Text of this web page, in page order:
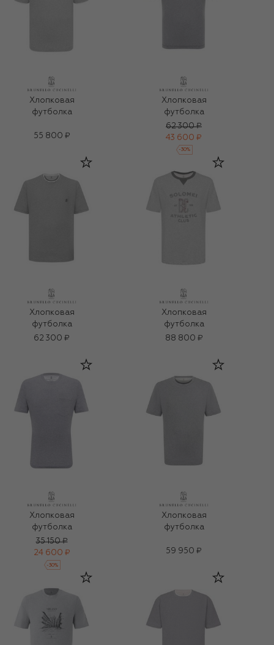
Хлопковая
футболка
55 800 ₽
Хлопковая
футболка
62 300 ₽
43 600 ₽
-30%
Хлопковая
футболка
62 300 ₽
Хлопковая
футболка
88 800 ₽
Хлопковая
футболка
35 150 ₽
24 600 ₽
-30%
Хлопковая
футболка
59 950 ₽